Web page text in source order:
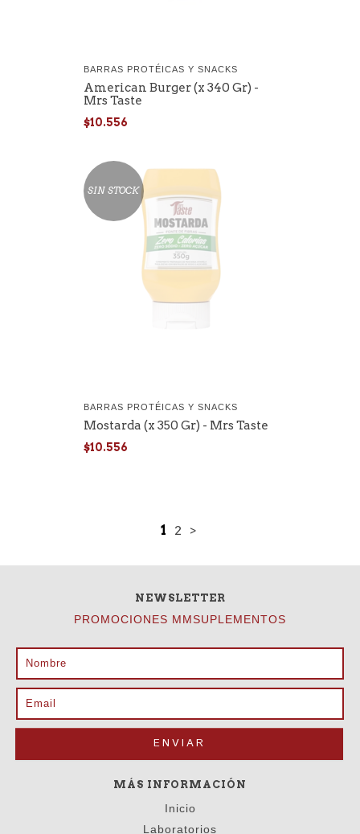
BARRAS PROTÉICAS Y SNACKS
American Burger (x 340 Gr) -
Mrs Taste
$10.556
SIN STOCK
BARRAS PROTÉICAS Y SNACKS
Mostarda (x 350 Gr) - Mrs Taste
$10.556
1 2 >
NEWSLETTER
PROMOCIONES MMSUPLEMENTOS
MÁS INFORMACIÓN
Inicio
Laboratorios